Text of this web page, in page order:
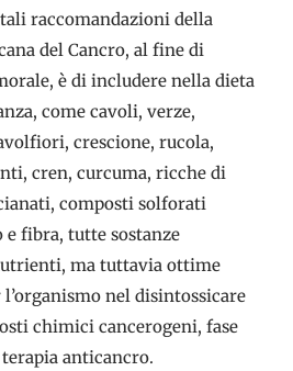
raccomandazioni della
del Cancro, al fine di
è di includere nella dieta
come cavoli, verze,
crescione, rucola,
cren, curcuma, ricche di
composti solforati
fibra, tutte sostanze
ma tuttavia ottime
nel disintossicare
chimici cancerogeni, fase
anticancro.